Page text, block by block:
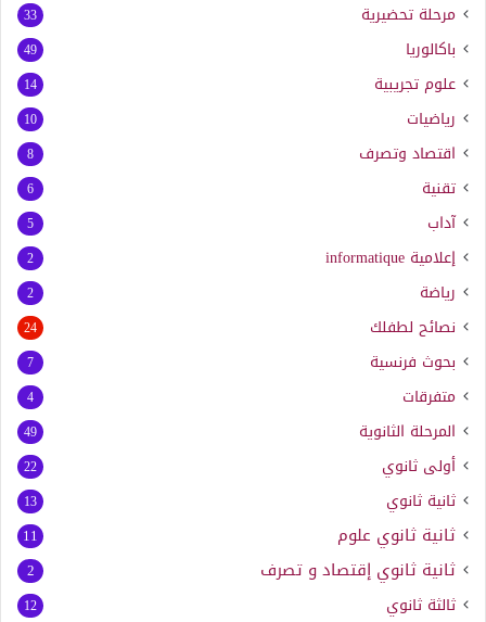
مرحلة تحضيرية 33
باكالوريا 49
علوم تجريبية 14
رياضيات 10
اقتصاد وتصرف 8
تقنية 6
آداب 5
إعلامية informatique
2
رياضة 2
نصائح لطفلك 24
بحوث فرنسية 7
متفرقات 4
المرحلة الثانوية 49
أولى ثانوي 22
ثانية ثانوي 13
ثانية ثانوي علوم 11
ثانية ثانوي إقتصاد و تصرف 2
ثالثة ثانوي 12